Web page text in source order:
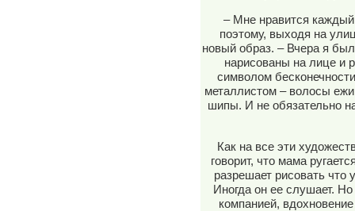
– Мне нравится
поэтому, выходя на
новый образ. – Вчера я
нарисованы на лице и
символом
металлистом – волосы
шипы. И не обязательно
Как на все эти
говорит, что мама
разрешает рисовать что
Иногда он ее слушает.
компанией,